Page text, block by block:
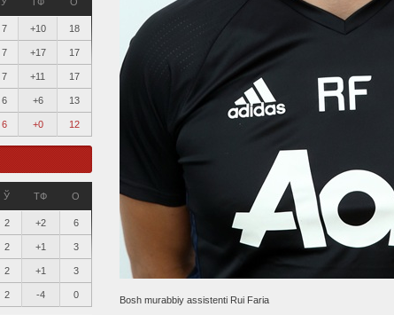
7 +10 18
7 +17 17
7 +11 17
6 +6 13
6 +0 12
Ў ТФ О
2 +2 6
2 +1 3
2 +1 3
2 -4 0 Bosh murabbiy assistenti Rui Faria